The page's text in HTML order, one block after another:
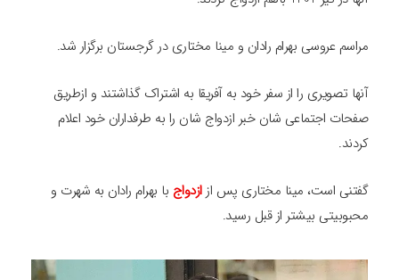
مراسم عروسی بهرام رادان و مینا مختاری در گرجستان برگزار شد.
آنها تصویری را از سفر خود به آفریقا به اشتراک گذاشتند و ازطریق
صفحات اجتماعی شان خبر ازدواج شان را به طرفداران خود اعلام
کردند.
گفتنی است، مینا مختاری پس ازازدواج با بهرام رادان به شهرت و
محبوبیتی بیشتر از قبل رسید.